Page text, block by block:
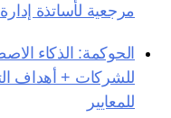
مرجعية لأساتذة
الحوكمة: الذكاء
للشركات + أهداف
للمعايير